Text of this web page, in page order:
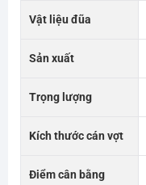
Vật liệu đũa
Sản xuất
Trọng lượng
Kích thước cán vợt
Điểm cân bằng